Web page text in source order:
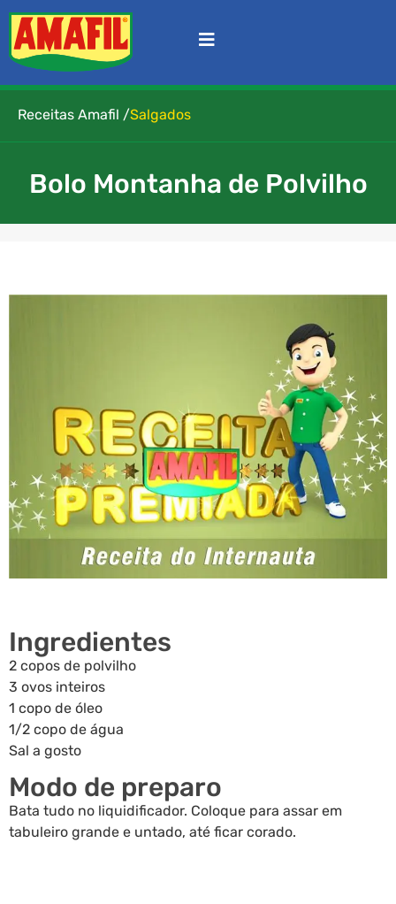
Receitas Amafil /Salgados
Bolo Montanha de Polvilho
Ingredientes
2 copos de polvilho
3 ovos inteiros
1 copo de óleo
1/2 copo de água
Sal a gosto
Modo de preparo
Bata tudo no liquidificador. Coloque para assar em
tabuleiro grande e untado, até ficar corado.